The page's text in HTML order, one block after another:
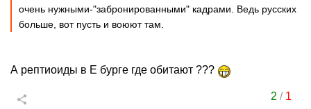
очень нужными-"забронированными" кадрами. Ведь русских
больше, вот пусть и воюют там.
А рептиоиды в Е бурге где обитают ???
2 / 1